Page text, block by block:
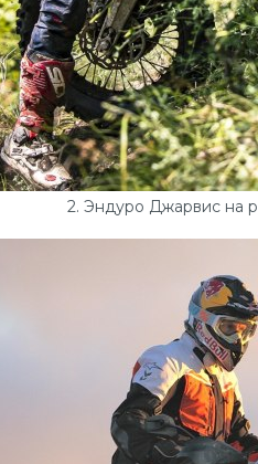
2. Эндуро Джарвис на